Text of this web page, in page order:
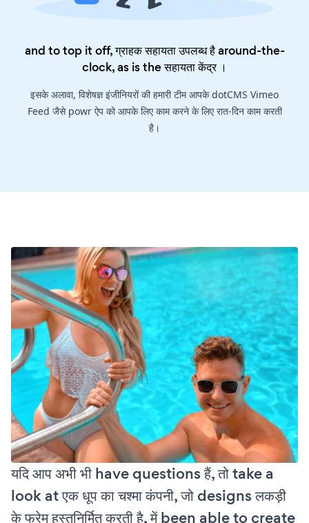
and to top it off, ग्राहक सहायता उपलब्ध है around-the-
clock, as is theसहायता केंद्र।
इसके अलावा, विशेषज्ञ इंजीनियरों की हमारी टीम आपके dotCMS Vimeo
Feed जैसे powr ऐप को आपके लिए काम करने के लिए रात-दिन काम करती
है।
यदि आप अभी भी have questions हैं, तो take a
look at एक धूप का चश्मा कंपनी, जो designs लकड़ी
के फ्रेम हस्तनिर्मित करती है, में been able to create